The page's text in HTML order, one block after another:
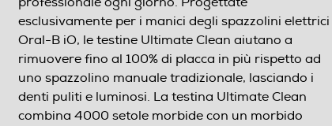
esclusivamente per i manici degli spazzolini elettrici
Oral-B iO, le testine Ultimate Clean aiutano a
rimuovere fino al 100% di placca in più rispetto ad
uno spazzolino manuale tradizionale, lasciando i
denti puliti e luminosi. La testina Ultimate Clean
combina 4000 setole morbide con un morbido